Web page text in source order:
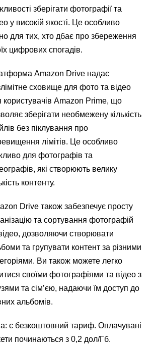
зберігати фотографії та
у високій якості. Це особливо
для тих, хто дбає про збереження
цифрових спогадів.
Amazon Drive надає
сховище для фото та відео
користувачів Amazon Prime, що
зберігати необмежену кількість
без піклування про
лімітів. Це особливо
для фотографів та
які створюють велику
контенту.
Drive також забезпечує просту
та сортування фотографій
дозволяючи створювати
та групувати контент за різними
Ви також можете легко
своїми фотографіями та відео з
та сім’єю, надаючи їм доступ до
альбомів.
є безкоштовний тариф. Оплачувані
починаються з 0,2 дол/Гб.